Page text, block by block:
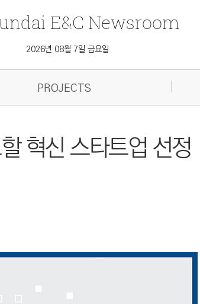
E&C Newsroom
2026년 08월 7일 금요일
PROJECTS
혁신 스타트업 선정